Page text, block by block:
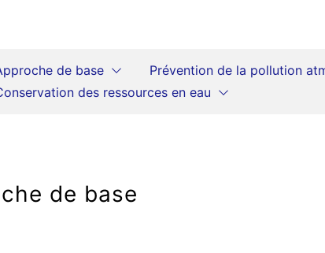
de base Prévention de la pollution
des ressources en eau
de base